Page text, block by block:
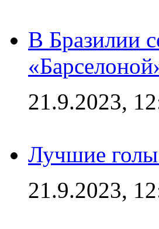
В Бразилии
21.9.2023,
Лучшие
21.9.2023,